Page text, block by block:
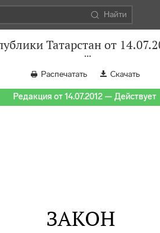
Найти
Татарстан от
Распечатать Скачать
Редакция от 14.07.2012 — Действует
ЗАКОН